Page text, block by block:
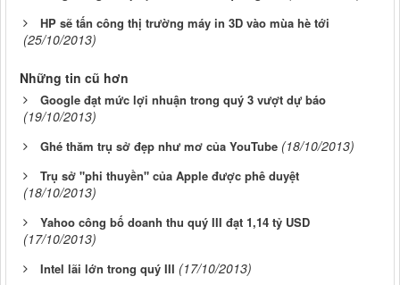
HP sẽ tấn công thị trường máy in 3D vào mùa hè tới
(25/10/2013)
Những tin cũ hơn
Google đạt mức lợi nhuận trong quý 3 vượt dự báo
(19/10/2013)
Ghé thăm trụ sở đẹp như mơ của YouTube (18/10/2013)
Trụ sở "phi thuyền" của Apple được phê duyệt
(18/10/2013)
Yahoo công bố doanh thu quý III đạt 1,14 tỷ USD
(17/10/2013)
Intel lãi lớn trong quý III (17/10/2013)